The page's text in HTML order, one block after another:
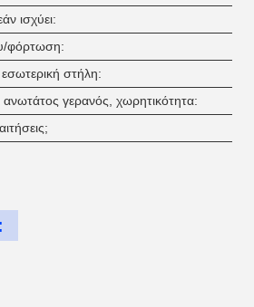
ισχύει:
φόρτωση:
στήλη:
ανωτάτος γερανός, χωρητικότητα: